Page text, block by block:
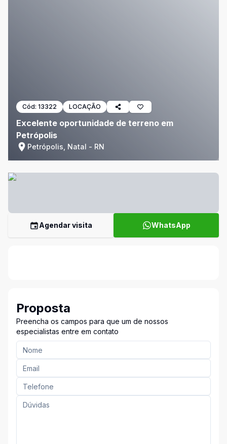
Cód: 13322 LOCAÇÃO
Excelente oportunidade de terreno em
Petrópolis
Petrópolis, Natal - RN
Agendar visita WhatsApp
Proposta
Preencha os campos para que um de nossos
especialistas entre em contato